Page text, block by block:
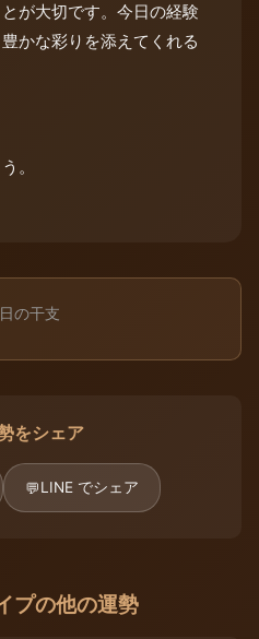
が大切です。今日の経験
かな彩りを添えてくれる
。
の干支
をシェア
💬LINE でシェア
プの他の運勢